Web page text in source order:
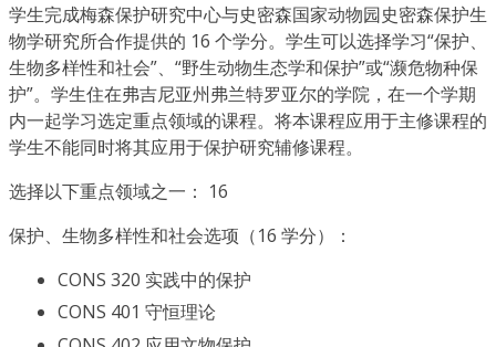
学生完成梅森保护研究中心与史密森国家动物园史密森保护生
物学研究所合作提供的 16 个学分。学生可以选择学习“保护、
生物多样性和社会”、“野生动物生态学和保护”或“濒危物种保
护”。学生住在弗吉尼亚州弗兰特罗亚尔的学院，在一个学期
内一起学习选定重点领域的课程。将本课程应用于主修课程的
学生不能同时将其应用于保护研究辅修课程。
选择以下重点领域之一： 16
保护、生物多样性和社会选项（16 学分）：
CONS 320 实践中的保护
CONS 401 守恒理论